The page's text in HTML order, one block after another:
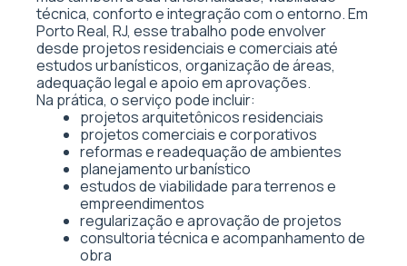
técnica, conforto e integração com o entorno. Em
Porto Real, RJ, esse trabalho pode envolver
desde projetos residenciais e comerciais até
estudos urbanísticos, organização de áreas,
adequação legal e apoio em aprovações.
Na prática, o serviço pode incluir:
projetos arquitetônicos residenciais
projetos comerciais e corporativos
reformas e readequação de ambientes
planejamento urbanístico
estudos de viabilidade para terrenos e
empreendimentos
regularização e aprovação de projetos
consultoria técnica e acompanhamento de
obra